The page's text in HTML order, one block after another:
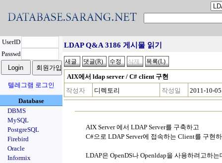
UserID
Passwd
텔레그램 로그인
Database
DBMS
MySQL
PostgreSQL
Firebird
Oracle
Informix
LDAP Q&A 3186 게시물 읽기
AIX에서 ldap server / C# client 구현
작성자
디렉토리 작성일 2011-10-
AIX Server 에서 LDAP Server를 구축하고
C#으로 LDAP Server에 접속하는 Client를 구현
LDAP은 OpenDS나 Openldap을 사용하려고하는